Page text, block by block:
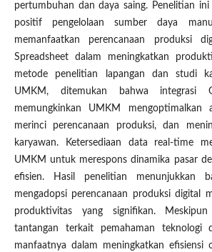
pertumbuhan dan daya saing. Penelitian ini
positif pengelolaan sumber daya
memanfaatkan perencanaan produksi
Spreadsheet dalam meningkatkan
metode penelitian lapangan dan studi
UMKM, ditemukan bahwa integrasi
memungkinkan UMKM mengoptimalkan
merinci perencanaan produksi, dan
karyawan. Ketersediaan data real-time
UMKM untuk merespons dinamika pasar
efisien. Hasil penelitian menunjukkan
mengadopsi perencanaan produksi digital
produktivitas yang signifikan.
tantangan terkait pemahaman teknologi
manfaatnya dalam meningkatkan efisiensi